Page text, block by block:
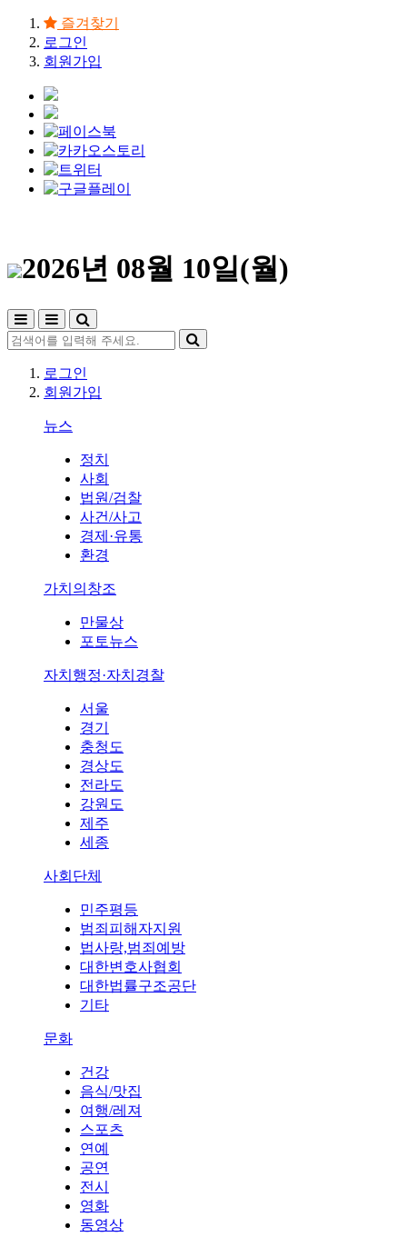
즐겨찾기
로그인
회원가입
2026년 08월 10일(월)
로그인
회원가입
뉴스
정치
사회
법원/검찰
사건/사고
경제·유통
환경
가치의창조
만물상
포토뉴스
자치행정·자치경찰
서울
경기
충청도
경상도
전라도
강원도
제주
세종
사회단체
민주평등
범죄피해자지원
법사랑,범죄예방
대한변호사협회
대한법률구조공단
기타
문화
건강
음식/맛집
여행/레져
스포츠
연예
공연
전시
영화
동영상